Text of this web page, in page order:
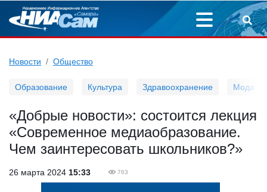
Новости Общество
Образование Культура Здравоохранение Мода
«Добрые новости»: состоится лекция
«Современное медиаобразование.
Чем заинтересовать школьников?»
26 марта 2024 15:33 763